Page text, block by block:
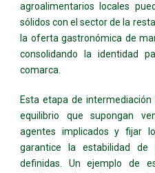
agroalimentarios locales
sólidos con el sector de la
la oferta gastronómica de
consolidando la identidad
comarca.
Esta etapa de
equilibrio que supongan
agentes implicados y fijar
garantice la estabilidad de
definidas. Un ejemplo de